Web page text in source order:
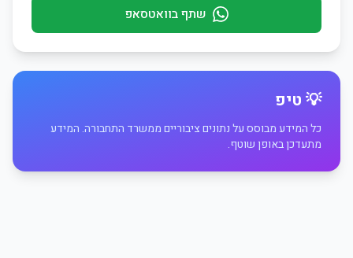
שתף בוואטסאפ
💡 טיפ
כל המידע מבוסס על נתונים ציבוריים ממשרד התחבורה. המידע
מתעדכן באופן שוטף.